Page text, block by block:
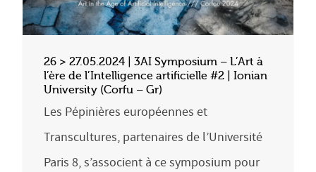
26 > 27.05.2024 | 3AI Symposium – L’Art à
l’ère de l’Intelligence artificielle #2 | Ionian
University (Corfu – Gr)
Les Pépinières européennes et
Transcultures, partenaires de l’Université
Paris 8, s’associent à ce symposium pour